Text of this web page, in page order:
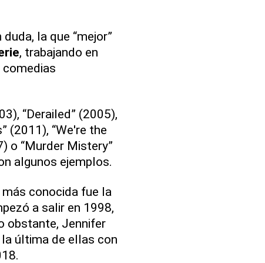
la que “mejor”
, trabajando en
“Derailed” (2005),
(2011), “We're the
o “Murder Mistery”
algunos ejemplos.
conocida fue la
a salir en 1998,
obstante, Jennifer
última de ellas con